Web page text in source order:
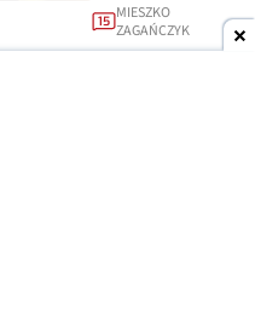
15 MIESZKO
ZAGAŃCZYK